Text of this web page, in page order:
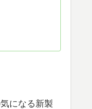
になる新製